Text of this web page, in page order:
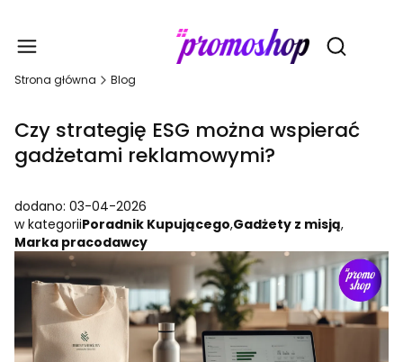
Otwórz
Strona główna Blog
Czy strategię ESG można wspierać
gadżetami reklamowymi?
dodano: 03-04-2026
w kategoriiPoradnik Kupującego,Gadżety z misją,
Marka pracodawcy